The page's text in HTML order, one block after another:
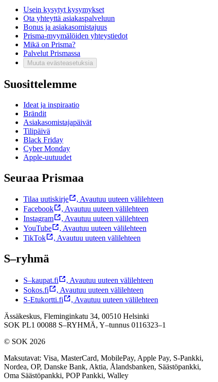
Usein kysytyt kysymykset
Ota yhteyttä asiakaspalveluun
Bonus ja asiakasomistajuus
Prisma-myymälöiden yhteystiedot
Mikä on Prisma?
Palvelut Prismassa
Muuta evästeasetuksia
Suosittelemme
Ideat ja inspiraatio
Brändit
Asiakasomistajapäivät
Tilipäivä
Black Friday
Cyber Monday
Apple-uutuudet
Seuraa Prismaa
Tilaa uutiskirje , Avautuu uuteen välilehteen
Facebook
, Avautuu uuteen välilehteen
Instagram
, Avautuu uuteen välilehteen
YouTube
, Avautuu uuteen välilehteen
TikTok
, Avautuu uuteen välilehteen
S–ryhmä
S–kaupat.fi , Avautuu uuteen välilehteen
Sokos.fi
, Avautuu uuteen välilehteen
S-Etukortti.fi
, Avautuu uuteen välilehteen
Ässäkeskus, Fleminginkatu 34, 00510 Helsinki
SOK PL1 00088 S–RYHMÄ, Y–tunnus 0116323–1
© SOK 2026
Maksutavat: Visa, MasterCard, MobilePay, Apple Pay, S-Pankki,
Nordea, OP, Danske Bank, Aktia, Ålandsbanken, Säästöpankki,
Oma Säästöpankki, POP Pankki, Walley